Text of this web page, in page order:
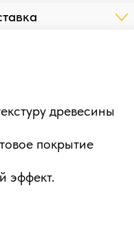
древесины
покрытие
эффект.